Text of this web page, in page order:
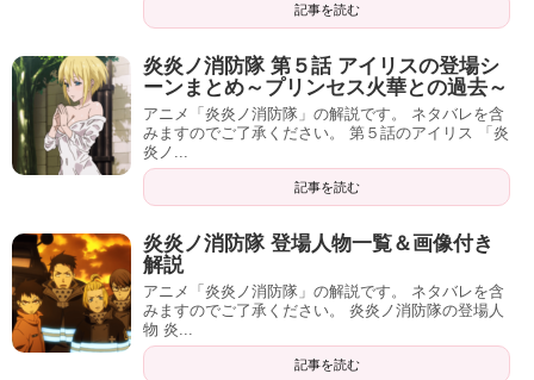
記事を読む
炎炎ノ消防隊 第５話 アイリスの登場シ
ーンまとめ～プリンセス火華との過去～
アニメ「炎炎ノ消防隊」の解説です。 ネタバレを含
みますのでご了承ください。 第５話のアイリス 「炎
炎ノ...
記事を読む
炎炎ノ消防隊 登場人物一覧＆画像付き
解説
アニメ「炎炎ノ消防隊」の解説です。 ネタバレを含
みますのでご了承ください。 炎炎ノ消防隊の登場人
物 炎...
記事を読む